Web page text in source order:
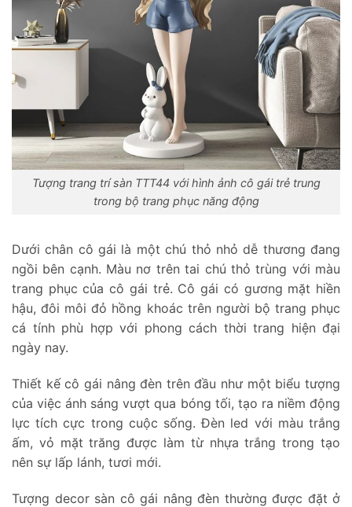
Tượng trang trí sàn TTT44 với hình ảnh cô gái trẻ trung
trong bộ trang phục năng động
Dưới chân cô gái là một chú thỏ nhỏ dễ thương đang
ngồi bên cạnh. Màu nơ trên tai chú thỏ trùng với màu
trang phục của cô gái trẻ. Cô gái có gương mặt hiền
hậu, đôi môi đỏ hồng khoác trên người bộ trang phục
cá tính phù hợp với phong cách thời trang hiện đại
ngày nay.
Thiết kế cô gái nâng đèn trên đầu như một biểu tượng
của việc ánh sáng vượt qua bóng tối, tạo ra niềm động
lực tích cực trong cuộc sống. Đèn led với màu trắng
ấm, vỏ mặt trăng được làm từ nhựa trắng trong tạo
nên sự lấp lánh, tươi mới.
Tượng decor sàn cô gái nâng đèn thường được đặt ở